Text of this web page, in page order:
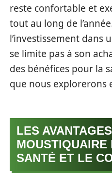
reste confortable et
tout au long de
l’investissement dans
se limite pas à son
des bénéfices pour la
que nous explorerons
LES
MOUSTIQUAIRE
SANTÉ ET LE